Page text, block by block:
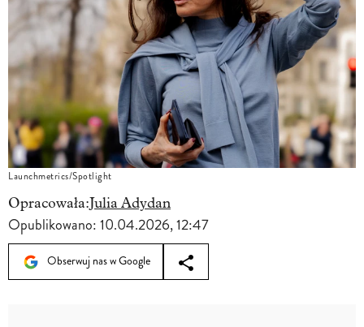
Launchmetrics/Spotlight
Opracowała:Julia Adydan
Opublikowano:10.04.2026, 12:47
Obserwuj nas w Google